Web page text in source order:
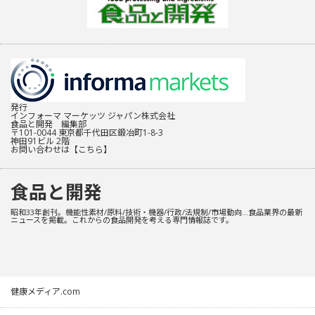
発行
インフォーマ マーケッツ ジャパン株式会社
食品と開発 編集部
〒101-0044 東京都千代田区鍛冶町1-8-3
神田91ビル 2階
お問い合わせは 【こちら】
食品と開発
昭和33年創刊。機能性素材/原料/技術・機器/行政/法規制/市場動向…食品業界の最新
ニュースを掲載。これからの食品開発を考える専門情報誌です。
健康メディア.com